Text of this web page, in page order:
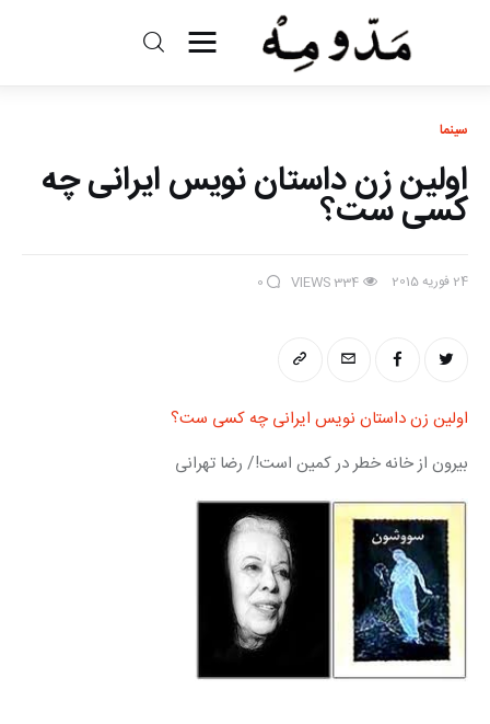
مد و مه
سینما
درباره ما
سینما
اولین زن داستان نویس ایرانی چه
کسی ست؟
24 فوریه 2015 334
VIEWS
0
اولین زن داستان نویس ایرانی چه کسی ست؟
بیرون از خانه خطر در کمین است!/ رضا تهرانی